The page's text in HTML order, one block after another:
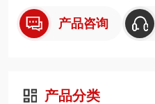
产品咨询
产品分类